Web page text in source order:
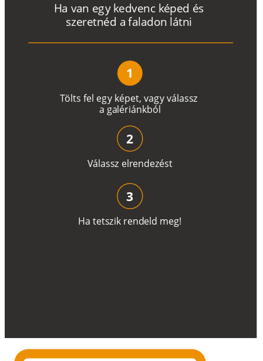
Tölts fel egy képet, vagyválassz
a galériánkból
Ha van egy kedvenc képed és
szeretnéd a faladon látni
1
Válassz elrendezést
2
Ha tetszik rendeld meg!
3